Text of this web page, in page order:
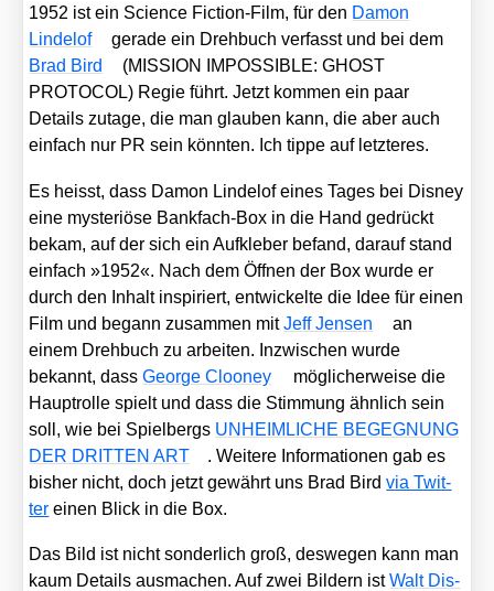
1952 ist ein Sci­ence Fic­tion-Film, für den Damon
Linde­l­of
gera­de ein Dreh­buch ver­fasst und bei dem
Brad Bird
(MISSION IMPOSSIBLE: GHOST
PROTOCOL) Regie führt. Jetzt kom­men ein paar
Details zuta­ge, die man glau­ben kann, die aber auch
ein­fach nur PR sein könn­ten. Ich tip­pe auf letz­te­res.
Es heisst, dass Damon Linde­l­of eines Tages bei Dis­ney
eine mys­te­riö­se Bank­fach-Box in die Hand gedrückt
bekam, auf der sich ein Auf­kle­ber befand, dar­auf stand
ein­fach »1952«. Nach dem Öff­nen der Box wur­de er
durch den Inhalt inspi­riert, ent­wi­ckel­te die Idee für einen
Film und begann zusam­men mitJeff Jen­sen
an
einem Dreh­buch zu arbei­ten. Inzwi­schen wur­de
bekannt, dassGeor­ge Cloo­ney
mög­li­cher­wei­se die
Haupt­rol­le spielt und dass die Stim­mung ähn­lich sein
soll, wie bei Spiel­bergs UNHEIMLICHE BEGEGNUNG
DER DRITTEN ART
. Wei­te­re Infor­ma­tio­nen gab es
bis­her nicht, doch jetzt gewährt uns Brad Birdvia Twit­
ter einen Blick in die Box.
Das Bild ist nicht son­der­lich groß, des­we­gen kann man
kaum Details aus­ma­chen. Auf zwei Bil­dern istWalt Dis­